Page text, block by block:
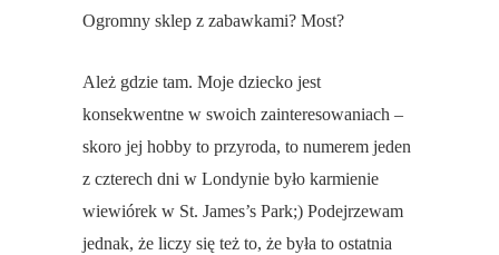
Ogromny sklep z zabawkami? Most?
Ależ gdzie tam. Moje dziecko jest
konsekwentne w swoich zainteresowaniach –
skoro jej hobby to przyroda, to numerem jeden
z czterech dni w Londynie było karmienie
wiewiórek w St. James’s Park;) Podejrzewam
jednak, że liczy się też to, że była to ostatnia